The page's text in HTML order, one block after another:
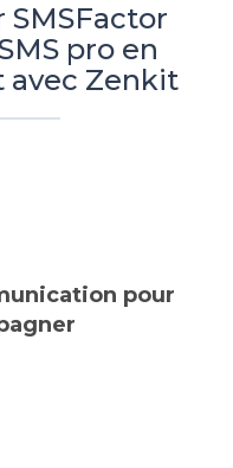
pro en
avec Zenkit
pour